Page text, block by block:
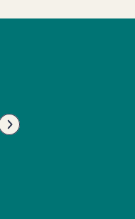
大澤酒造